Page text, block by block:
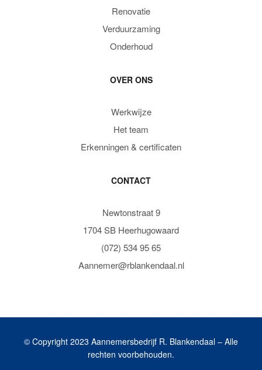
Renovatie
Verduurzaming
Onderhoud
OVER ONS
Werkwijze
Het team
Erkenningen & certificaten
CONTACT
Newtonstraat 9
1704 SB Heerhugowaard
(072) 534 95 65
Aannemer@rblankendaal.nl
© Copyright 2023 Aannemersbedrijf R. Blankendaal – Alle
rechten voorbehouden.